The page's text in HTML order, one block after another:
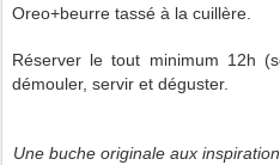
Oreo+beurre tassé à la cuillère.
Réserver le tout minimum 12h
démouler, servir et déguster.
Une buche originale aux